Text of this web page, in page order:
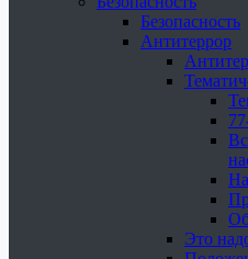
Безопасность
Антитеррор
Это